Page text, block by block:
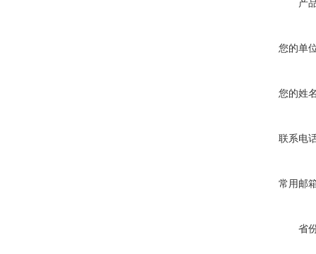
产
您的单
您的姓
联系电
常用邮
省